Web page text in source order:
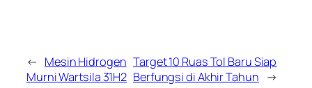
← Mesin Hidrogen
Murni Wartsila 31H2
Target 10 Ruas Tol Baru Siap
Berfungsi di Akhir Tahun →